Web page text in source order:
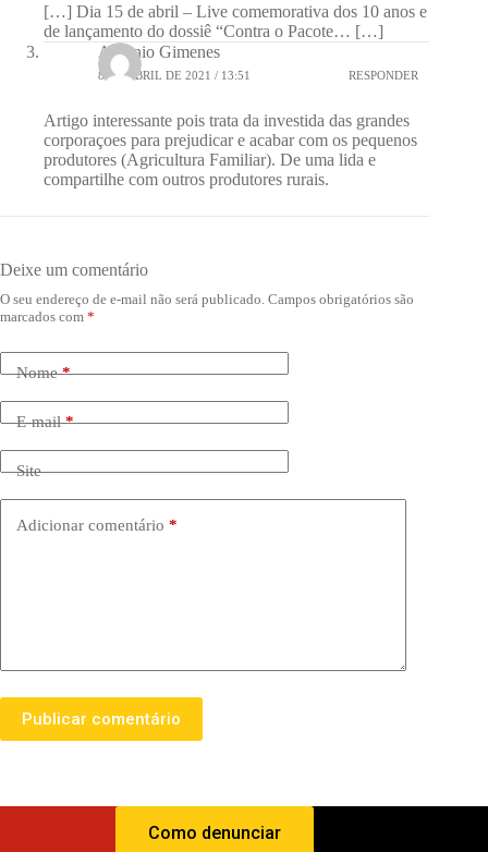
[…] Dia 15 de abril – Live comemorativa dos 10 anos e
de lançamento do dossiê “Contra o Pacote… […]
Antonio Gimenes
8 DE ABRIL DE 2021 / 13:51 RESPONDER
Artigo interessante pois trata da investida das grandes
corporaçoes para prejudicar e acabar com os pequenos
produtores (Agricultura Familiar). De uma lida e
compartilhe com outros produtores rurais.
Deixe um comentário
O seu endereço de e-mail não será publicado. Campos obrigatórios são
marcados com *
Nome*
E-mail*
Site
Adicionar comentário *
Publicar comentário
Como denunciar